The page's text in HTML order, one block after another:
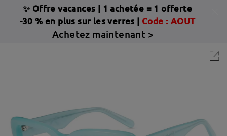
✨ Offre vacances | 1 achetée = 1 offerte
-30 % en plus sur les verres | Code : AOUT
Achetez maintenant >